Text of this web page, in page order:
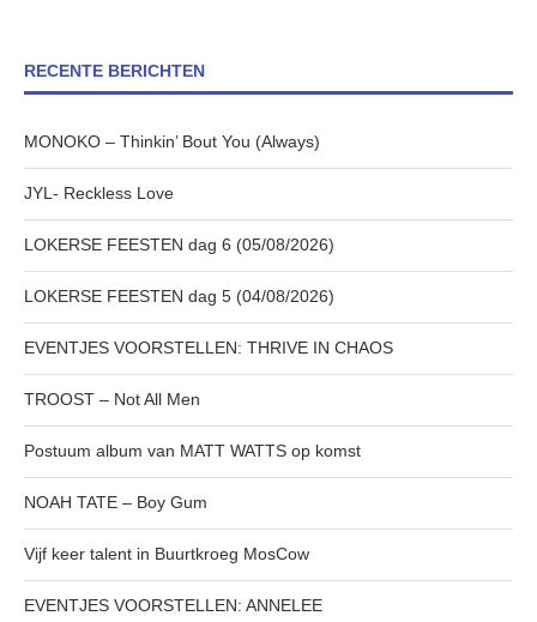
RECENTE BERICHTEN
MONOKO – Thinkin’ Bout You (Always)
JYL- Reckless Love
LOKERSE FEESTEN dag 6 (05/08/2026)
LOKERSE FEESTEN dag 5 (04/08/2026)
EVENTJES VOORSTELLEN: THRIVE IN CHAOS
TROOST – Not All Men
Postuum album van MATT WATTS op komst
NOAH TATE – Boy Gum
Vijf keer talent in Buurtkroeg MosCow
EVENTJES VOORSTELLEN: ANNELEE